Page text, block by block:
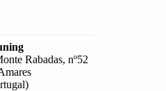
Rabadas, nº52